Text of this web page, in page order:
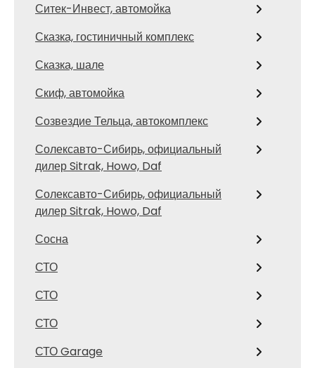
Ситек-Инвест, автомойка
Сказка, гостиничный комплекс
Сказка, шале
Скиф, автомойка
Созвездие Тельца, автокомплекс
Солексавто-Сибирь, официальный
дилер Sitrak, Howo, Daf
Солексавто-Сибирь, официальный
дилер Sitrak, Howo, Daf
Сосна
СТО
СТО
СТО
СТО Garage